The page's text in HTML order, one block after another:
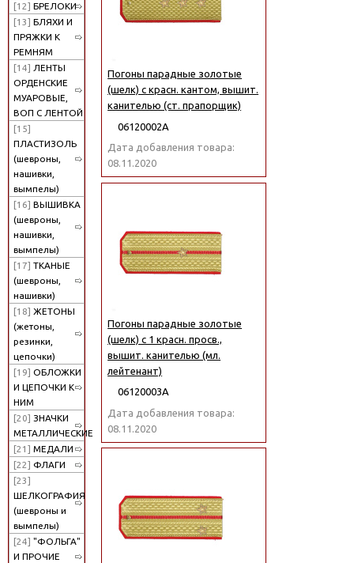
[12] БРЕЛОКИ
[13] БЛЯХИ И
ПРЯЖКИ К
РЕМНЯМ
[14] ЛЕНТЫ
ОРДЕНСКИЕ
МУАРОВЫЕ,
ВОП С ЛЕНТОЙ
[15]
ПЛАСТИЗОЛЬ
(шевроны,
нашивки,
вымпелы)
[16] ВЫШИВКА
(шевроны,
нашивки,
вымпелы)
[17] ТКАНЫЕ
(шевроны,
нашивки)
[18] ЖЕТОНЫ
(жетоны,
резинки,
цепочки)
[19] ОБЛОЖКИ
И ЦЕПОЧКИ К
НИМ
[20] ЗНАЧКИ
МЕТАЛЛИЧЕСКИЕ
[21] МЕДАЛИ
[22] ФЛАГИ
[23]
ШЕЛКОГРАФИЯ
(шевроны и
вымпелы)
[24] "ФОЛЬГА"
И ПРОЧИЕ
Погоны парадные золотые
(шелк) с красн. кантом, вышит.
канителью (ст. прапорщик)
06120002А
Дата добавления товара:
08.11.2020
Погоны парадные золотые
(шелк) с 1 красн. просв.,
вышит. канителью (мл.
лейтенант)
06120003А
Дата добавления товара:
08.11.2020